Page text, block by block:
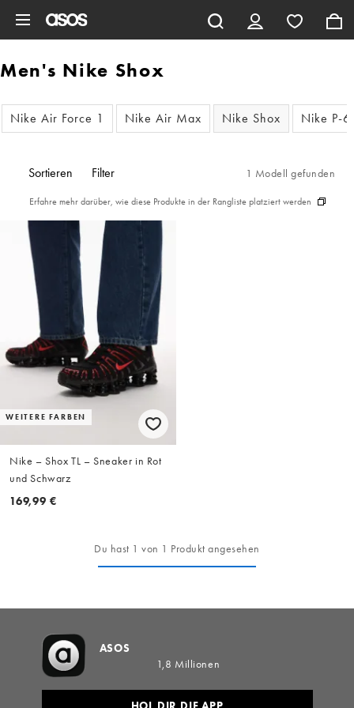
Men's Nike Shox
Nike Air Force 1 Nike Air Max Nike Shox Nike P-
Sortieren Filter 1 Modell gefunden
Erfahre mehr darüber, wie diese Produkte in der Rangliste platziert werden
WEITERE FARBEN
Nike – Shox TL – Sneaker in Rot
und Schwarz
169,99 €
Du hast 1 von 1 Produkt angesehen
ASOS
1,8 Millionen